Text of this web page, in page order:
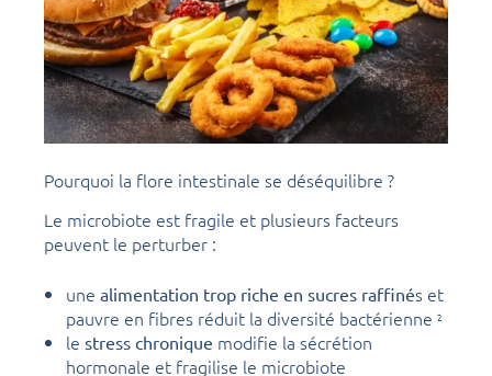
Pourquoi la flore intestinale se déséquilibre ?
Le microbiote est fragile et plusieurs facteurs
peuvent le perturber :
une alimentation trop riche en sucres raffinés et
pauvre en fibres réduit la diversité bactérienne 2
le stress chronique modifie la sécrétion
hormonale et fragilise le microbiote